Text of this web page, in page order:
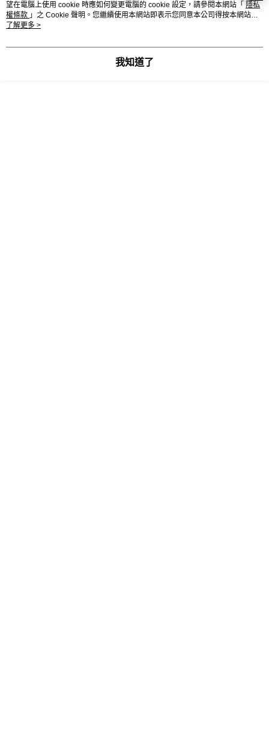
望在電腦上使用 cookie 時應如何變更電腦的 cookie 設定，請參閱本網站「 隱私
權條款 」之 Cookie 聲明。您繼續使用本網站即表示您同意本公司得按本網站使
用條款之 Cookie 聲明使用 cookie。
了解更多 >
我知道了